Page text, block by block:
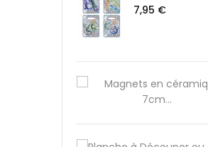
Preis
7,95 €